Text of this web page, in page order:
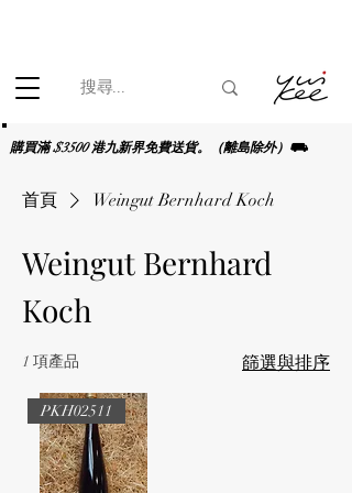
購買滿 $3500 港九新界免費送貨。（離島除外）⛟
首頁 Weingut Bernhard Koch
Weingut Bernhard
Koch
1 項產品 篩選與排序
PKH02511